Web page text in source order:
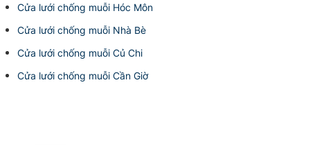
Cửa lưới chống muỗi Hóc Môn
Cửa lưới chống muỗi Nhà Bè
Cửa lưới chống muỗi Củ Chi
Cửa lưới chống muỗi Cần Giờ